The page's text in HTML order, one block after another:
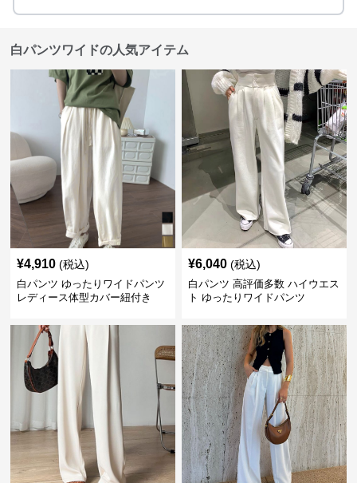
白パンツワイドの人気アイテム
¥4,910 (税込)
白パンツ ゆったりワイドパンツ
レディース体型カバー紐付き
¥6,040 (税込)
白パンツ 高評価多数 ハイウエス
ト ゆったりワイドパンツ